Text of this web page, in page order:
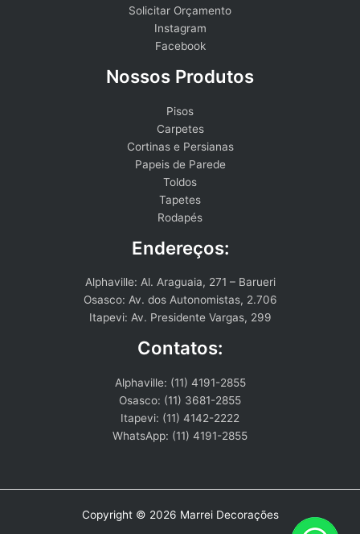
Solicitar Orçamento
Instagram
Facebook
Nossos Produtos
Pisos
Carpetes
Cortinas e Persianas
Papeis de Parede
Toldos
Tapetes
Rodapés
Endereços:
Alphaville: Al. Araguaia, 271 – Barueri
Osasco: Av. dos Autonomistas, 2.706
Itapevi: Av. Presidente Vargas, 299
Contatos:
Alphaville: (11) 4191-2855
Osasco: (11) 3681-2855
Itapevi: (11) 4142-2222
WhatsApp: (11) 4191-2855
Copyright © 2026 Marrei Decorações